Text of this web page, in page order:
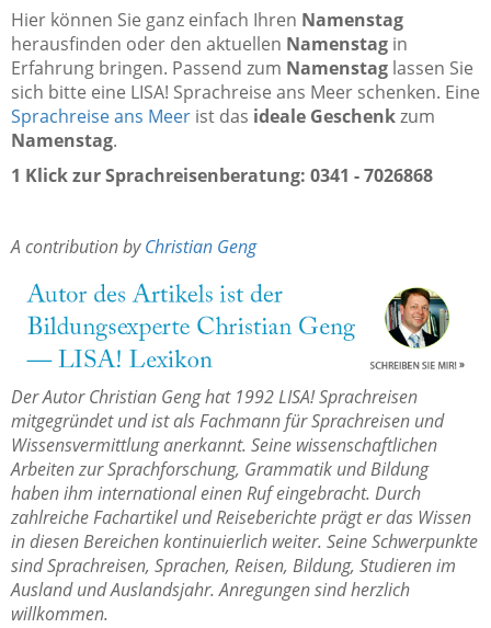
Hier können Sie ganz einfach Ihren Namenstag
herausfinden oder den aktuellen Namenstag in
Erfahrung bringen. Passend zum Namenstag lassen Sie
sich bitte eine LISA! Sprachreise ans Meer schenken. Eine
Sprachreise ans Meer ist das ideale Geschenkzum
Namenstag.
1 Klick zur Sprachreisenberatung: 0341 - 7026868
A contribution byChristian Geng
Der Autor Christian Geng hat 1992 LISA! Sprachreisen
mitgegründet und ist als Fachmann für Sprachreisen und
Wissensvermittlung anerkannt. Seine wissenschaftlichen
Arbeiten zur Sprachforschung, Grammatik und Bildung
haben ihm international einen Ruf eingebracht. Durch
zahlreiche Fachartikel und Reiseberichte prägt er das Wissen
in diesen Bereichen kontinuierlich weiter. Seine Schwerpunkte
sind Sprachreisen, Sprachen, Reisen, Bildung, Studieren im
Ausland und Auslandsjahr. Anregungen sind herzlich
willkommen.